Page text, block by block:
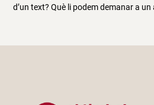
d’un text? Què li podem demanar a